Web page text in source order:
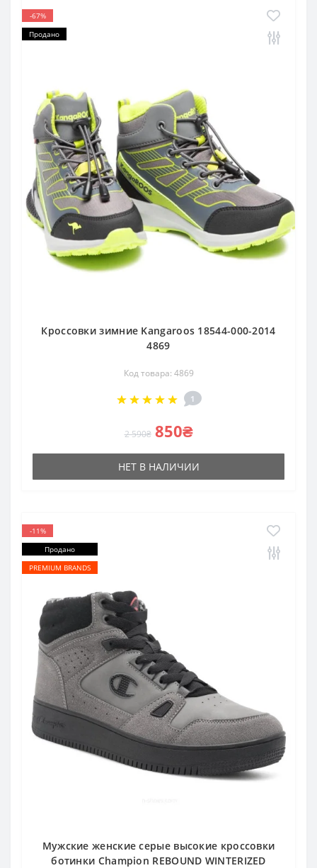
-67%
Продано
Кроссовки зимние Kangaroos 18544-000-2014
4869
Код товара: 4869
1
2 590₴ 850₴
НЕТ В НАЛИЧИИ
-11%
Продано
PREMIUM BRANDS
Мужские женские серые высокие кроссовки
ботинки Champion REBOUND WINTERIZED